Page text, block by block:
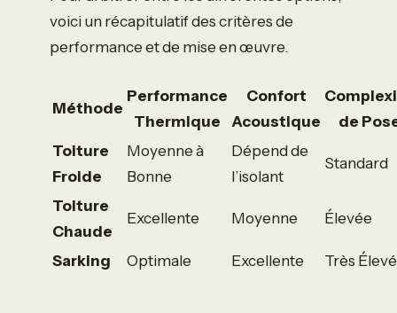
voici un récapitulatif des critères de
performance et de mise en œuvre.
Méthode
Performance
Thermique
Confort
Acoustique
de
Toiture
Froide
Moyenne à
Bonne
Dépend de
l’isolant
Standard
Toiture
Chaude
Excellente Moyenne Élevée
Sarking Optimale Excellente Très